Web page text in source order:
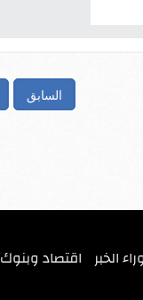
السابق
الخبر اقتصاد وبنوك